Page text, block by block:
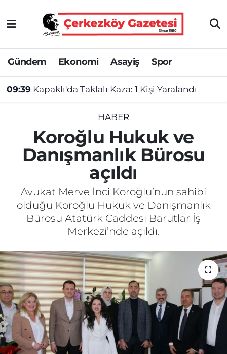
Gündem Ekonomi Asayiş Spor
09:39 Kapaklı'da Taklalı Kaza: 1 Kişi Yaralandı
HABER
Koroğlu Hukuk ve
Danışmanlık Bürosu
açıldı
Avukat Merve İnci Koroğlu’nun sahibi
olduğu Koroğlu Hukuk ve Danışmanlık
Bürosu Atatürk Caddesi Barutlar İş
Merkezi’nde açıldı.
Asayiş
Ekonomi
Gündem
Kültür&Sanat
SAĞLIK
Spor
İletişim
Künye
Topluluk Kuralları
Yayın İlkeleri
Tekirdağ Nöbetçi Eczaneler
Tekirdağ Hava Durumu
Tekirdağ Namaz Vakitleri
Tekirdağ Trafik Yoğunluk Haritası
Süper Lig Puan Durumu ve Fikstür
Tüm Manşetler
Son Dakika Haberleri
Haber Arşivi